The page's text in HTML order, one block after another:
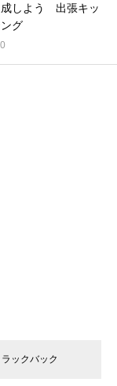
しよう 出張キッ
グ
ックバック